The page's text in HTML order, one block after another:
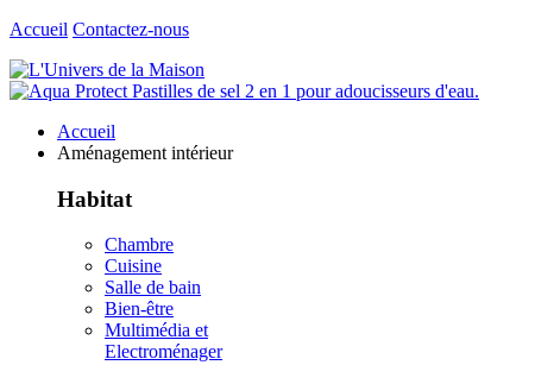
Accueil Contactez-nous
Accueil
Aménagement intérieur
Habitat
Chambre
Cuisine
Salle de bain
Bien-être
Multimédia et
Electroménager